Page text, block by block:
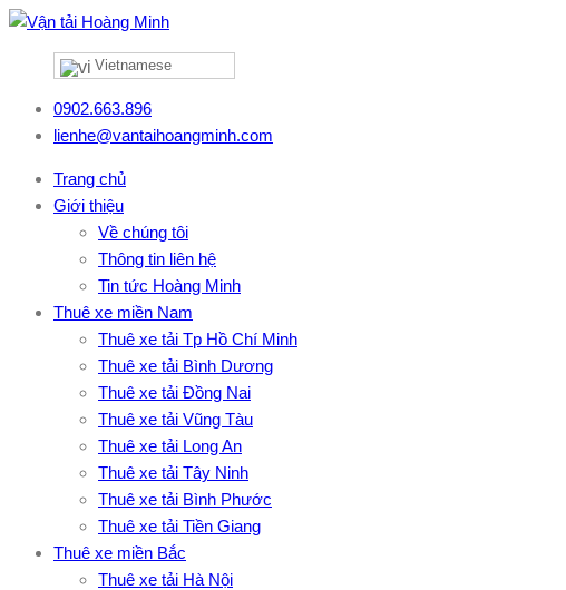
Vietnamese
0902.663.896
lienhe@vantaihoangminh.com
Trang chủ
Giới thiệu
Về chúng tôi
Thông tin liên hệ
Tin tức Hoàng Minh
Thuê xe miền Nam
Thuê xe tải Tp Hồ Chí Minh
Thuê xe tải Bình Dương
Thuê xe tải Đồng Nai
Thuê xe tải Vũng Tàu
Thuê xe tải Long An
Thuê xe tải Tây Ninh
Thuê xe tải Bình Phước
Thuê xe tải Tiền Giang
Thuê xe miền Bắc
Thuê xe tải Hà Nội